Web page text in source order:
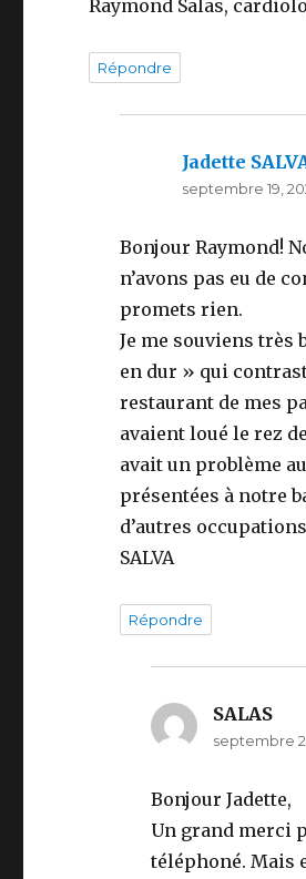
Raymond Salas,
Répondre
Jadette
septembre 19,
Bonjour Raymond!
n’avons pas eu de
promets rien.
Je me souviens très
en dur » qui
restaurant de mes
avaient loué le rez
avait un problème
présentées à notre
d’autres
SALVA
Répondre
SALAS
septembre
Bonjour Jadette,
Un grand merci
téléphoné. Mais